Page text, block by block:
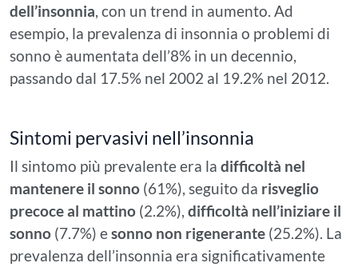
dell’insonnia, con un trend in aumento. Ad
esempio, la prevalenza di insonnia o problemi di
sonno è aumentata dell’8% in un decennio,
passando dal 17.5% nel 2002 al 19.2% nel 2012.
Sintomi pervasivi nell’insonnia
Il sintomo più prevalente era la difficoltà nel
mantenere il sonno (61%), seguito da risveglio
precoce al mattino (2.2%), difficoltà nell’iniziare il
sonno (7.7%) esonno non rigenerante (25.2%). La
prevalenza dell’insonnia era significativamente